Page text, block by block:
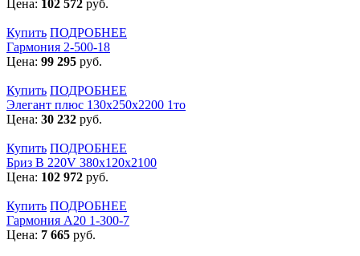
Цена: 102 572 руб.
Купить ПОДРОБНЕЕ
Гармония 2-500-18
Цена: 99 295 руб.
Купить ПОДРОБНЕЕ
Элегант плюс 130x250x2200 1то
Цена: 30 232 руб.
Купить ПОДРОБНЕЕ
Бриз В 220V 380x120x2100
Цена: 102 972 руб.
Купить ПОДРОБНЕЕ
Гармония А20 1-300-7
Цена: 7 665 руб.